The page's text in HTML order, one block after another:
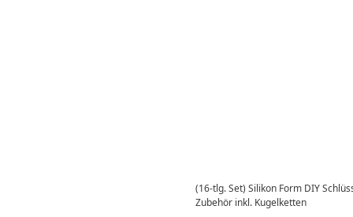
(16-tlg. Set) Silikon Form DIY
Zubehör inkl. Kugelketten